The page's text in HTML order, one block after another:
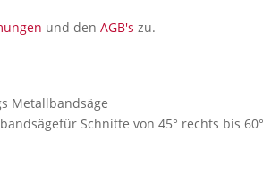
und denAGB's zu.
Metallbandsäge
Schnitte von 45° rechts bis